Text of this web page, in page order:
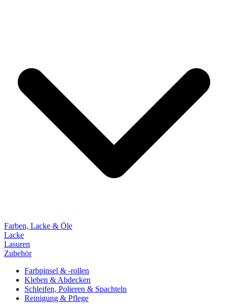
Farben, Lacke & Öle
Lacke
Lasuren
Zubehör
Farbpinsel & -rollen
Kleben & Abdecken
Schleifen, Polieren & Spachteln
Reinigung & Pflege